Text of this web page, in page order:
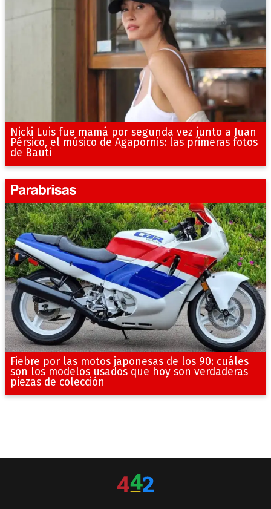
Nicki Luis fue mamá por segunda vez junto a Juan
Pérsico, el músico de Agapornis: las primeras fotos
de Bauti
Fiebre por las motos japonesas de los 90: cuáles
son los modelos usados que hoy son verdaderas
piezas de colección